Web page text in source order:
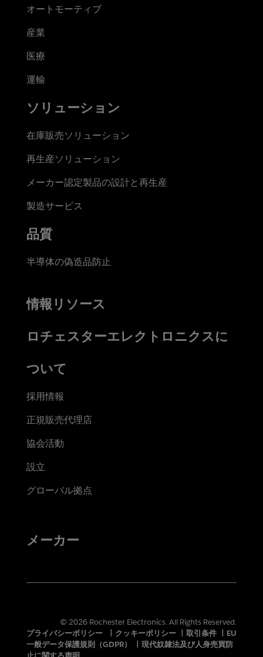
オートモーティブ
産業
医療
運輸
ソリューション
在庫販売ソリューション
再生産ソリューション
メーカー認定製品の設計と再生産
製造サービス
品質
半導体の偽造品防止
情報リソース
ロチェスターエレクトロニクスに
ついて
採用情報
正規販売代理店
協会活動
設立
グローバル拠点
メーカー
© 2026 Rochester Electronics. All Rights Reserved.
プライバシーポリシー
クッキーポリシー 取引条件
EU
一般データ保護規則（GDPR）
現代奴隷法及び人身売買防